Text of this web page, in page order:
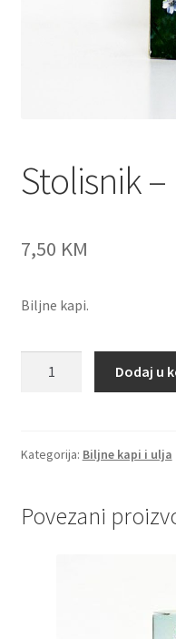
Stolisnik
7,50 KM
Biljne kapi.
količina
Dodaj u
Kategorija: Biljne kapi i ulja
Povezani